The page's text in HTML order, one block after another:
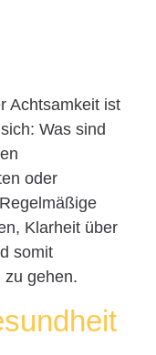
Achtsamkeit ist
Was sind
oder
Klarheit über
somit
zu gehen.